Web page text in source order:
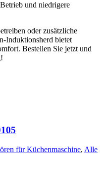
und niedrigere
oder zusätzliche
Induktionsherd bietet
Bestellen Sie jetzt und
für Küchenmaschine, Alle